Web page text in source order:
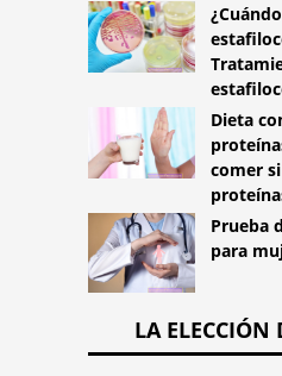
Dieta
comer
Prueba
para
LA ELECCIÓN